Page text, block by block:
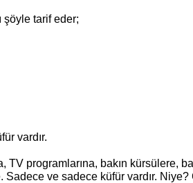
şöyle tarif eder;
vardır.
TV programlarına, bakın kürsülere,
ve sadece küfür vardır.